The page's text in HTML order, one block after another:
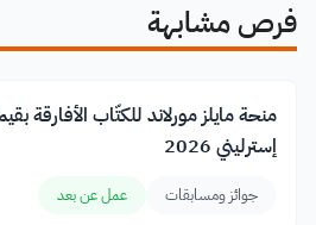
فرص مشابهة
إسترليني 2026
جوائز ومسابقات عمل عن بعد